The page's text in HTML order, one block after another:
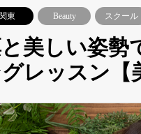
関東 Beauty スクール
美しい姿勢
レッスン【